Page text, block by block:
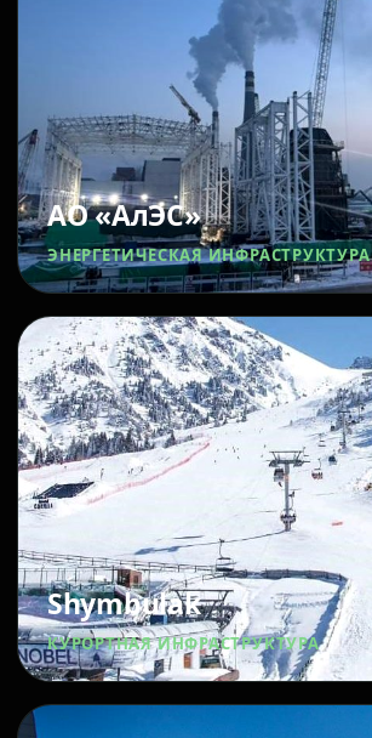
АО «АлЭС»
ЭНЕРГЕТИЧЕСКАЯ ИНФРАСТРУКТУРА
Shymbulak
КУРОРТНАЯ ИНФРАСТРУКТУРА